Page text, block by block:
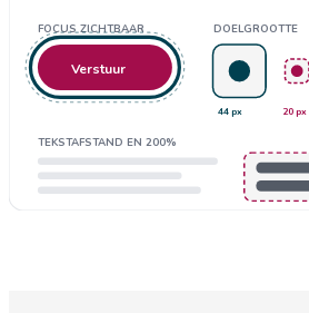
FOCUS ZICHTBAAR
Verstuur
DOELGROOTTE
44 px 20 px
TEKSTAFSTAND EN 200%